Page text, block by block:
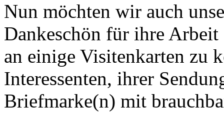
Nun möchten wir auch
Dankeschön für ihre Arbeit
an einige Visitenkarten zu
Interessenten, ihrer
Briefmarke(n) mit